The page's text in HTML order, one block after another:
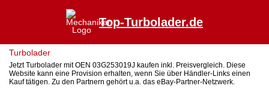
Top-Turbolader.de
Turbolader
Jetzt Turbolader mit OEN 03G253019J kaufen inkl. Preisvergleich. Diese
Website kann eine Provision erhalten, wenn Sie über Händler-Links einen
Kauf tätigen. Zu den Partnern gehört u.a. das eBay-Partner-Netzwerk.